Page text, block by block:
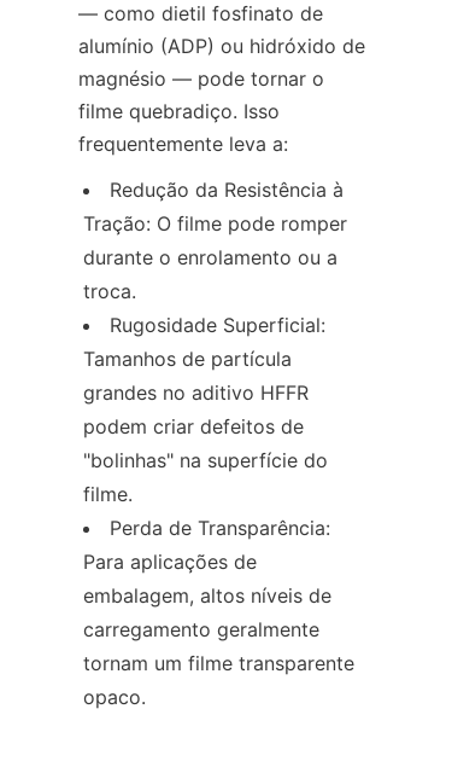
— como dietil fosfinato de
alumínio (ADP) ou hidróxido de
magnésio — pode tornar o
filme quebradiço. Isso
frequentemente leva a:
Redução da Resistência à
Tração: O filme pode romper
durante o enrolamento ou a
troca.
Rugosidade Superficial:
Tamanhos de partícula
grandes no aditivo HFFR
podem criar defeitos de
"bolinhas" na superfície do
filme.
Perda de Transparência:
Para aplicações de
embalagem, altos níveis de
carregamento geralmente
tornam um filme transparente
opaco.